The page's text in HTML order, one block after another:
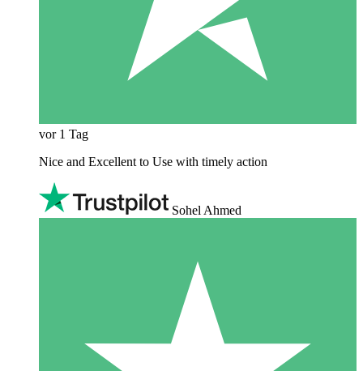
vor 1 Tag
Nice and Excellent to Use with timely action
Sohel Ahmed